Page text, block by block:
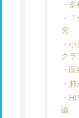
多
究
小
クラ
医
肺
論